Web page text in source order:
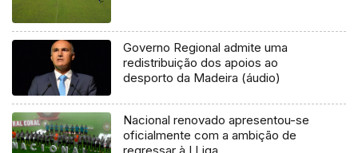
Governo Regional admite uma
redistribuição dos apoios ao
desporto da Madeira (áudio)
Nacional renovado apresentou-se
oficialmente com a ambição de